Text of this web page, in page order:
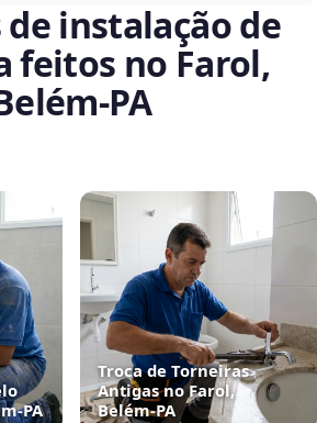
de instalação de
feitos no Farol,
Troca de Torneiras
Antigas no Farol,
Belém‑PA